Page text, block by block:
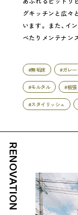
グキッチンと広々
います。 また、イ
べたりメンテナン
#無垢床 #ガレー
#モルタル #板張
#スタイリッシュ
RENOVATION